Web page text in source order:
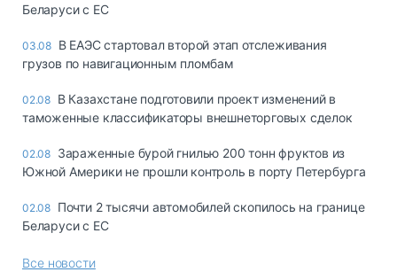
Беларуси с ЕС
03.08 В ЕАЭС стартовал второй этап отслеживания
грузов по навигационным пломбам
02.08 В Казахстане подготовили проект изменений в
таможенные классификаторы внешнеторговых сделок
02.08 Зараженные бурой гнилью 200 тонн фруктов из
Южной Америки не прошли контроль в порту Петербурга
02.08 Почти 2 тысячи автомобилей скопилось на границе
Беларуси с ЕС
Все новости